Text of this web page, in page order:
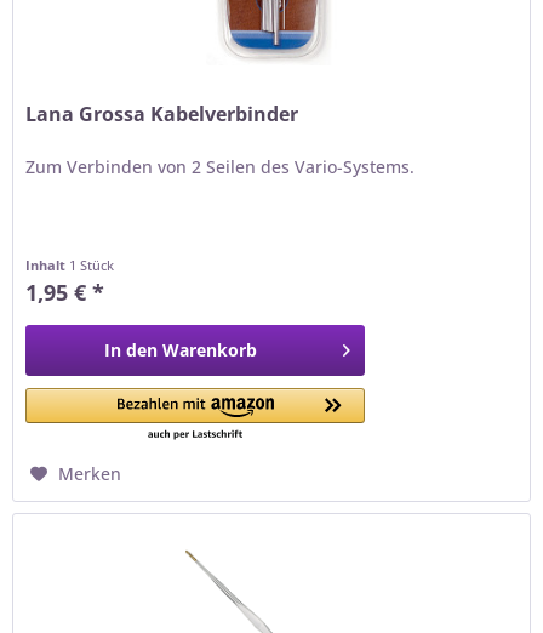
Lana Grossa Kabelverbinder
Zum Verbinden von 2 Seilen des Vario-Systems.
Inhalt 1 Stück
1,95 € *
In den Warenkorb
Merken